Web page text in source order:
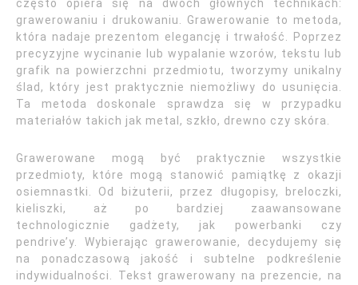
często opiera się na dwóch głównych technikach:
grawerowaniu i drukowaniu. Grawerowanie to metoda,
która nadaje prezentom elegancję i trwałość. Poprzez
precyzyjne wycinanie lub wypalanie wzorów, tekstu lub
grafik na powierzchni przedmiotu, tworzymy unikalny
ślad, który jest praktycznie niemożliwy do usunięcia.
Ta metoda doskonale sprawdza się w przypadku
materiałów takich jak metal, szkło, drewno czy skóra.
Grawerowane mogą być praktycznie wszystkie
przedmioty, które mogą stanowić pamiątkę z okazji
osiemnastki. Od biżuterii, przez długopisy, breloczki,
kieliszki, aż po bardziej zaawansowane
technologicznie gadżety, jak powerbanki czy
pendrive’y. Wybierając grawerowanie, decydujemy się
na ponadczasową jakość i subtelne podkreślenie
indywidualności. Tekst grawerowany na prezencie, na